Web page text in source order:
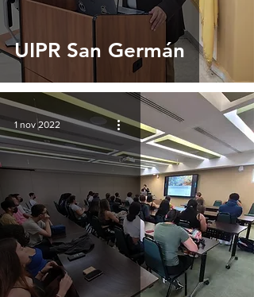
UIPR San Germán
1 nov 2022